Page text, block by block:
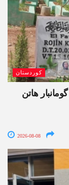
کوردستان
ل ئامەدێ ئۆپەراسیۆنا تاوانێن ئەلکترۆنی: 2 گومانبار ھاتن
2026-08-08